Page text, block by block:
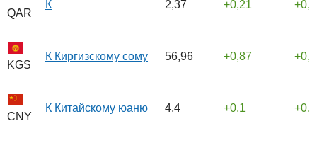
QAR
К 2,37 0,21
KGS
К Киргизскому сому 56,96 0,87
CNY
К Китайскому юаню 4,4 0,1